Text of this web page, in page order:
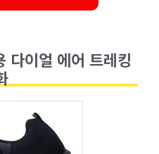
다이얼 에어 트레킹